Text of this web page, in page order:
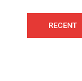
RECENT